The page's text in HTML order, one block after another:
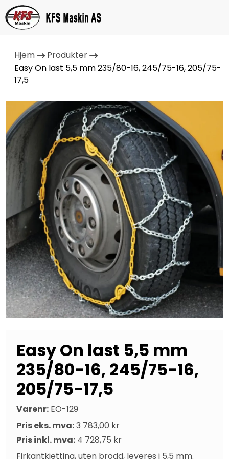
Hjem
Produkter
Easy On last 5,5 mm 235/80-16, 245/75-16, 205/75-
17,5
Easy On last 5,5 mm
235/80-16, 245/75-16,
205/75-17,5
Varenr: EO-129
Pris eks. mva:3 783,00 kr
Pris inkl. mva: 4 728,75 kr
Firkantkjetting, uten brodd, leveres i 5,5 mm.